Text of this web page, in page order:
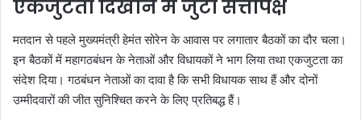
एकजुटता दिखाने में जुटा सत्तापक्ष
मतदान से पहले मुख्यमंत्री हेमंत सोरेन के आवास पर लगातार बैठकों का दौर चला।
इन बैठकों में महागठबंधन के नेताओं और विधायकों ने भाग लिया तथा एकजुटता का
संदेश दिया। गठबंधन नेताओं का दावा है कि सभी विधायक साथ हैं और दोनों
उम्मीदवारों की जीत सुनिश्चित करने के लिए प्रतिबद्ध हैं।